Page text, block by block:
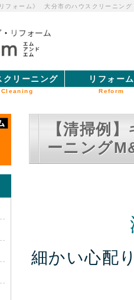
フォーム》 大分市のハウスクリーニン
クリーニング
Cleaning
リフォーム
Reform
【清掃例
ーニング
細かい心配